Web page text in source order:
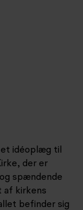
idéoplæg til
der er
spændende
af kirkens
befinder sig